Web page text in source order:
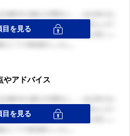
やアドバイス